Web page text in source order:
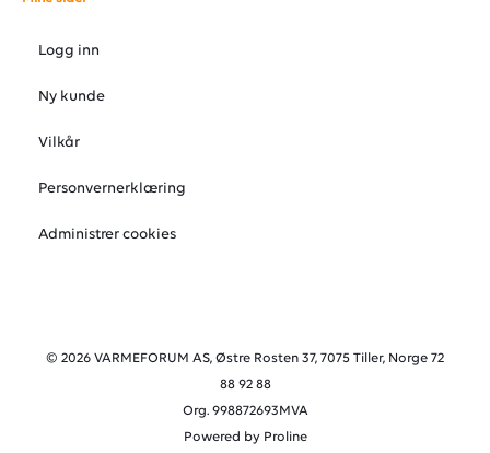
Logg inn
Ny kunde
Vilkår
Personvernerklæring
Administrer cookies
© 2026 VARMEFORUM AS, Østre Rosten 37, 7075 Tiller, Norge 72
88 92 88
Org. 998872693MVA
Powered by Proline